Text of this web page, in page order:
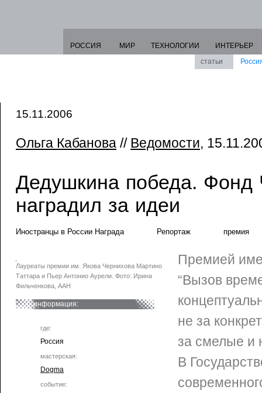
РОССИЯ МИР ТЕХНОЛОГИИ
ИНТЕРЬЕР
статьи
15.11.2006
Ольга Кабанова // Ведомости,
Дедушкина победа. Фонд
наградил за идеи
Иностранцы в России Награда Репортаж премия
Лауреаты премии им. Якова Чернихова Мартино
Таттара и Пьер Антонио Аурели. Фото: Ирина
Фильченкова, ААН
информация:
где:
Россия
мастерская:
Dogma
событие:
Премией
“Вызов
не за
за смелые и
В